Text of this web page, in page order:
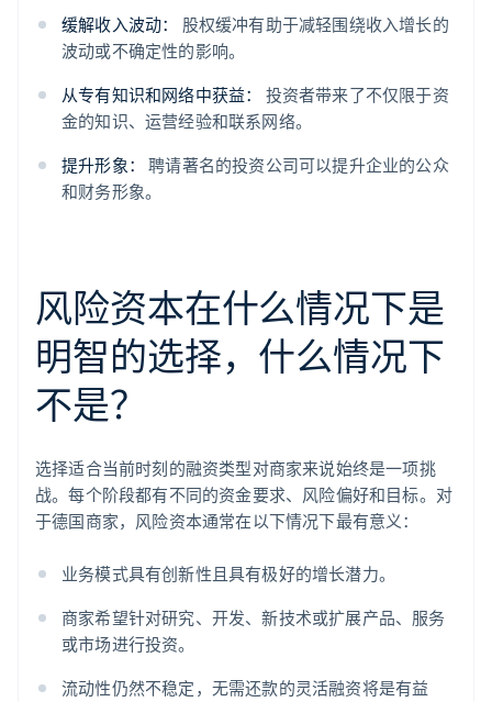
缓解收入波动：
股权缓冲有助于减轻围绕收入增长的
波动或不确定性的影响。
从专有知识和网络中获益：
投资者带来了不仅限于资
金的知识、运营经验和联系网络。
提升形象：
聘请著名的投资公司可以提升企业的公众
和财务形象。
风险资本在什么情况下是
明智的选择，什么情况下
不是？
选择适合当前时刻的融资类型对商家来说始终是一项挑
战。每个阶段都有不同的资金要求、风险偏好和目标。对
于德国商家，风险资本通常在以下情况下最有意义：
业务模式具有创新性且具有极好的增长潜力。
商家希望针对研究、开发、新技术或扩展产品、服务
或市场进行投资。
流动性仍然不稳定，无需还款的灵活融资将是有益